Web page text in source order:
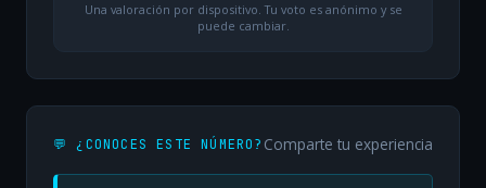
Una valoración por dispositivo. Tu voto es anónimo y se
puede cambiar.
💬 ¿CONOCES ESTE NÚMERO? Comparte tu experiencia